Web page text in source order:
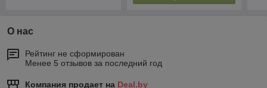
О нас
Рейтинг не сформирован
Менее 5 отзывов за последний год
Компания продает на Deal.by